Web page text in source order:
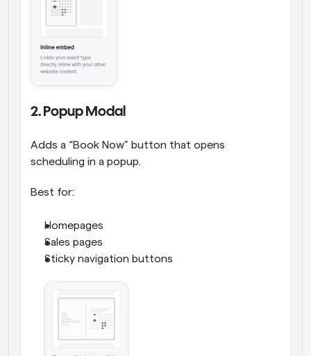
2. Popup Modal
Adds a “Book Now” button that opens
scheduling in a popup.
Best for:
Homepages
Sales pages
Sticky navigation buttons